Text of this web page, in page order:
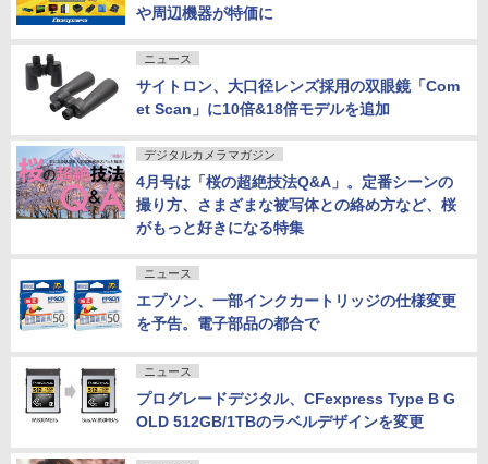
や周辺機器が特価に
ニュース
サイトロン、大口径レンズ採用の双眼鏡「Com
et Scan」に10倍&18倍モデルを追加
デジタルカメラマガジン
4月号は「桜の超絶技法Q&A」。定番シーンの
撮り方、さまざまな被写体との絡め方など、桜
がもっと好きになる特集
ニュース
エプソン、一部インクカートリッジの仕様変更
を予告。電子部品の都合で
ニュース
プログレードデジタル、CFexpress Type B G
OLD 512GB/1TBのラベルデザインを変更